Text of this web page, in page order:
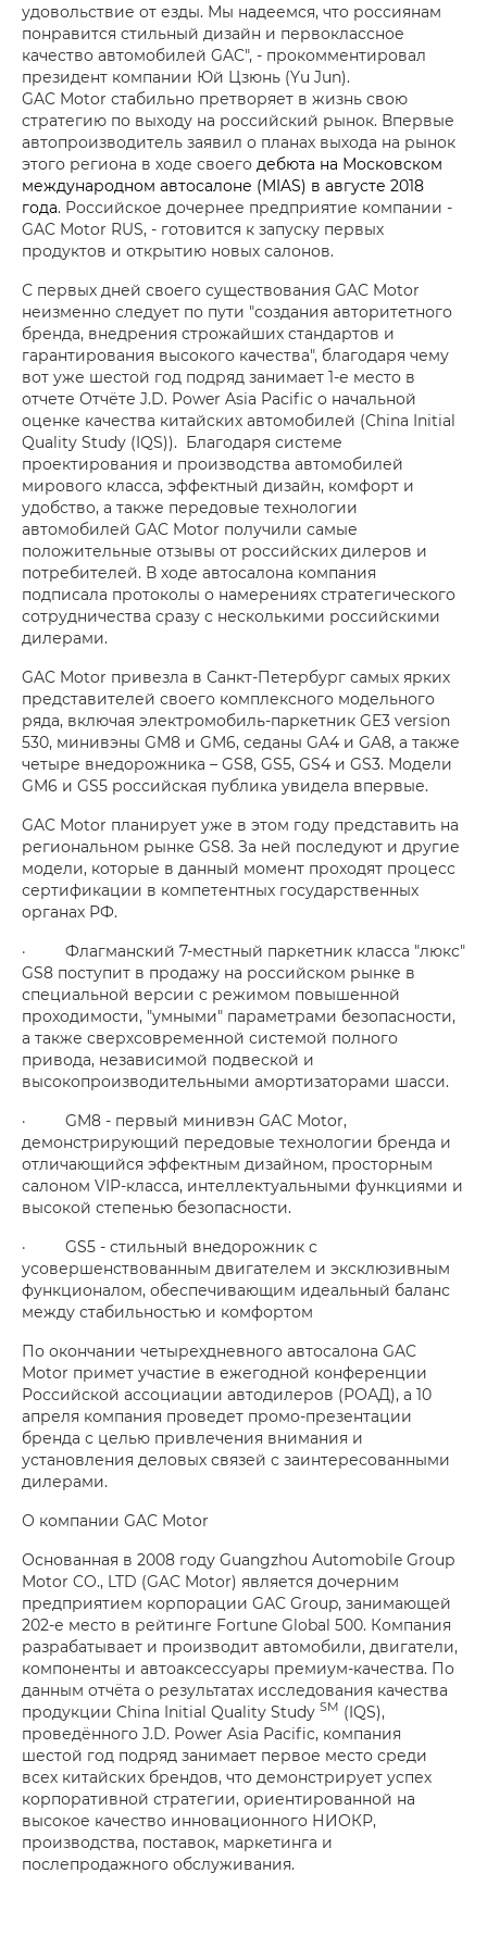
удовольствие от езды. Мы надеемся, что россиянам
понравится стильный дизайн и первоклассное
качество автомобилей GAC", - прокомментировал
президент компании Юй Цзюнь (Yu Jun).
GAC Motor стабильно претворяет в жизнь свою
стратегию по выходу на российский рынок. Впервые
автопроизводитель заявил о планах выхода на рынок
этого региона в ходе своего дебюта на Московском
международном автосалоне (MIAS) в августе 2018
года. Российское дочернее предприятие компании -
GAC Motor RUS, - готовится к запуску первых
продуктов и открытию новых салонов.
С первых дней своего существования GAC Motor
неизменно следует по пути "создания авторитетного
бренда, внедрения строжайших стандартов и
гарантирования высокого качества", благодаря чему
вот уже шестой год подряд занимает 1-е место в
отчете Отчёте J.D. Power Asia Pacific о начальной
оценке качества китайских автомобилей (China Initial
Quality Study (IQS)). Благодаря системе
проектирования и производства автомобилей
мирового класса, эффектный дизайн, комфорт и
удобство, а также передовые технологии
автомобилей GAC Motor получили самые
положительные отзывы от российских дилеров и
потребителей. В ходе автосалона компания
подписала протоколы о намерениях стратегического
сотрудничества сразу с несколькими российскими
дилерами.
GAC Motor привезла в Санкт-Петербург самых ярких
представителей своего комплексного модельного
ряда, включая электромобиль-паркетник GE3 version
530, минивэны GM8 и GM6, седаны GA4 и GA8, а также
четыре внедорожника – GS8, GS5, GS4 и GS3. Модели
GM6 и GS5 российская публика увидела впервые.
GAC Motor планирует уже в этом году представить на
региональном рынке GS8. За ней последуют и другие
модели, которые в данный момент проходят процесс
сертификации в компетентных государственных
органах РФ.
· Флагманский 7-местный паркетник класса "люкс"
GS8 поступит в продажу на российском рынке в
специальной версии с режимом повышенной
проходимости, "умными" параметрами безопасности,
а также сверхсовременной системой полного
привода, независимой подвеской и
высокопроизводительными амортизаторами шасси.
· GM8 - первый минивэн GAC Motor,
демонстрирующий передовые технологии бренда и
отличающийся эффектным дизайном, просторным
салоном VIP-класса, интеллектуальными функциями и
высокой степенью безопасности.
· GS5 - стильный внедорожник с
усовершенствованным двигателем и эксклюзивным
функционалом, обеспечивающим идеальный баланс
между стабильностью и комфортом
По окончании четырехдневного автосалона GAC
Motor примет участие в ежегодной конференции
Российской ассоциации автодилеров (РОАД), а 10
апреля компания проведет промо-презентации
бренда с целью привлечения внимания и
установления деловых связей с заинтересованными
дилерами.
О компании GAC Motor
Основанная в 2008 году Guangzhou Automobile Group
Motor CO., LTD (GAC Motor) является дочерним
предприятием корпорации GAC Group, занимающей
202-е место в рейтинге Fortune Global 500. Компания
разрабатывает и производит автомобили, двигатели,
компоненты и автоаксессуары премиум-качества. По
данным отчёта о результатах исследования качества
продукции China Initial Quality Study SM (IQS),
проведённого J.D. Power Asia Pacific, компания
шестой год подряд занимает первое место среди
всех китайских брендов, что демонстрирует успех
корпоративной стратегии, ориентированной на
высокое качество инновационного НИОКР,
производства, поставок, маркетинга и
послепродажного обслуживания.